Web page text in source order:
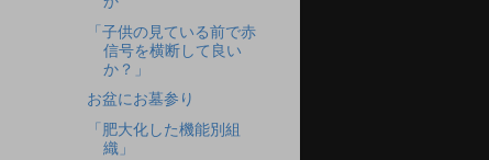
「子供の見ている前で赤
信号を横断して良い
か？」
お盆にお墓参り
「肥大化した機能別組
織」